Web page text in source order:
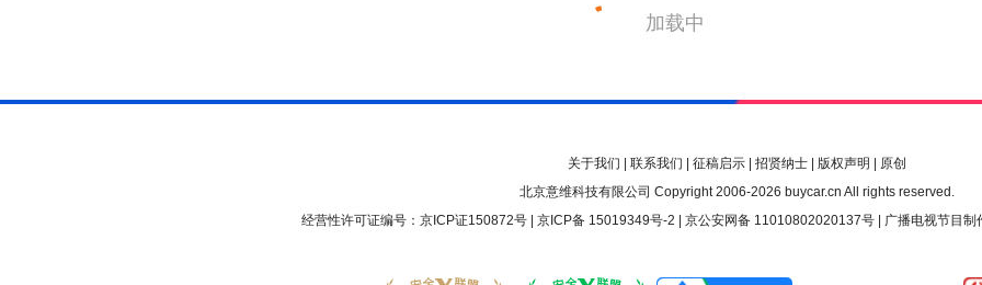
加载中
关于我们 联系我们 征稿启示| 招贤纳士| 版权声明
原创
北京意维科技有限公司 Copyright 2006-2026 buycar.cn All rights reserved.
经营性许可证编号：京ICP证150872号 | 京ICP备 15019349号-2 京公安网备 11010802020137号| 广播电视节目制